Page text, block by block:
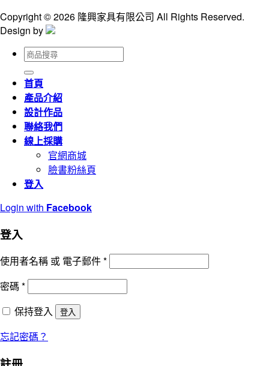
Copyright © 2026 隆興家具有限公司 All Rights Reserved.
Design by
搜
尋
關
鍵
字:
首頁
產品介紹
設計作品
聯絡我們
線上採購
官網商城
臉書粉絲頁
登入
Login with Facebook
登入
使用者名稱 或 電子郵件*
密碼 *
保持登入
登入
忘記密碼？